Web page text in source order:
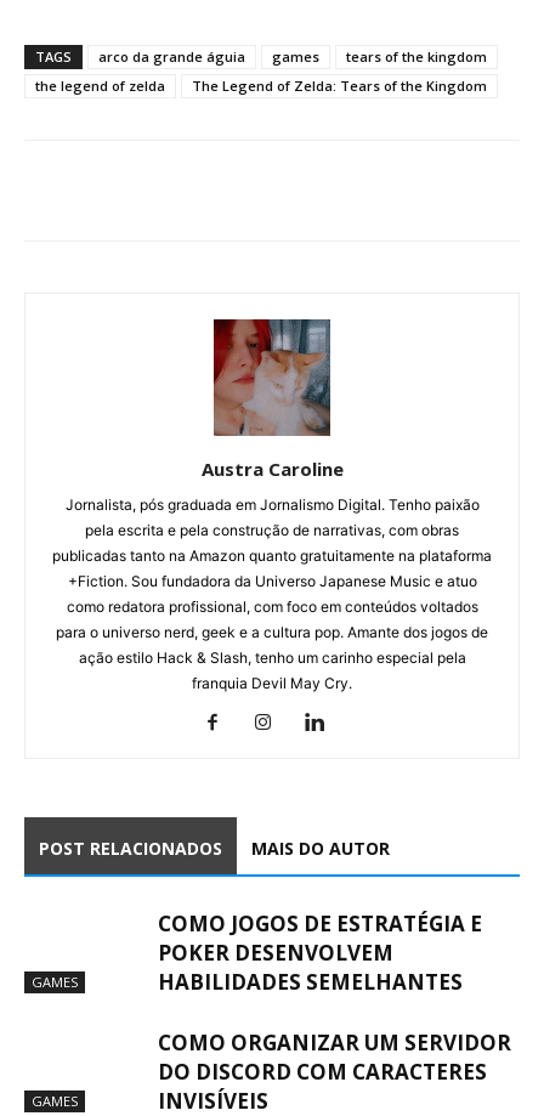
TAGS arco da grande águia games
tears of the kingdom
the legend of zelda
The Legend of Zelda: Tears of the Kingdom
Austra Caroline
Jornalista, pós graduada em Jornalismo Digital. Tenho paixão
pela escrita e pela construção de narrativas, com obras
publicadas tanto na Amazon quanto gratuitamente na plataforma
+Fiction. Sou fundadora da Universo Japanese Music e atuo
como redatora profissional, com foco em conteúdos voltados
para o universo nerd, geek e a cultura pop. Amante dos jogos de
ação estilo Hack & Slash, tenho um carinho especial pela
franquia Devil May Cry.
POST RELACIONADOS MAIS DO AUTOR
GAMES
COMO JOGOS DE ESTRATÉGIA E
POKER DESENVOLVEM
HABILIDADES SEMELHANTES
GAMES
COMO ORGANIZAR UM SERVIDOR
DO DISCORD COM CARACTERES
INVISÍVEIS